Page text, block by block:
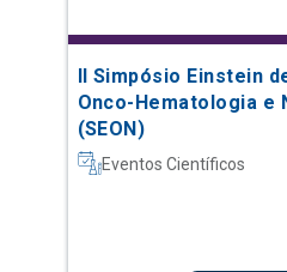
II Simpósio Einstein
Onco-Hematologia e
(SEON)
Eventos Científicos